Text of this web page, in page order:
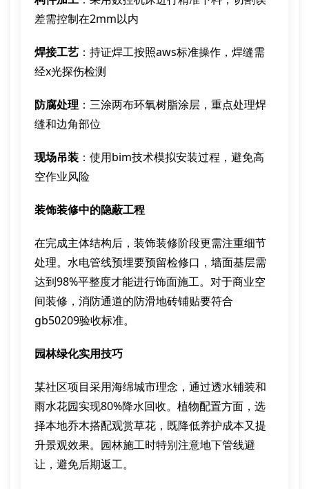
差需控制在2mm以内
焊接工艺 ：持证焊工按照aws标准操作，焊缝需
经x光探伤检测
防腐处理 ：三涂两布环氧树脂涂层，重点处理焊
缝和边角部位
现场吊装 ：使用bim技术模拟安装过程，避免高
空作业风险
装饰装修中的隐蔽工程
在完成主体结构后，装饰装修阶段更需注重细节
处理。水电管线预埋要预留检修口，墙面基层需
达到98%平整度才能进行饰面施工。对于商业空
间装修，消防通道的防滑地砖铺贴要符合
gb50209验收标准。
园林绿化实用技巧
某社区项目采用海绵城市理念，通过透水铺装和
雨水花园实现80%降水回收。植物配置方面，选
择本地乔木搭配观赏草花，既降低养护成本又提
升景观效果。园林施工时特别注意地下管线避
让，避免后期返工。